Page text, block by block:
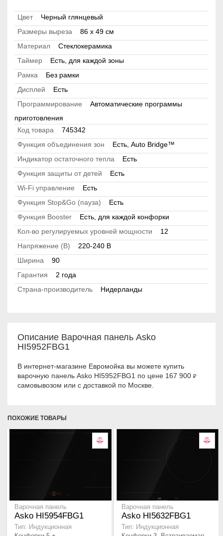
Цвет
Черный глянцевый
Размеры выреза
86 x 49 см
Материал
Стеклокерамика
Таймер
Есть, для каждой зоны
Рамка
Без рамки
Дисплей
Есть
Программирование
Автоматические программы
приготовления
Код товара
745342
Функция объединения зон
Есть, Auto Bridge™
Индикатор остаточного тепла
Есть
Функция защиты от детей
Есть
Wi-Fi управление
Есть
Функция Stop&Go (пауза)
Есть
Функция Booster
Есть, для каждой конфорки
Кол-во регулируемых уровней мощности
12
Напряжение (В)
220-240 B
Ширина
90
Гарантия
2 года
Страна-производитель
Нидерланды
Описание Варочная панель Asko
HI5952FBG1
В интернет-магазине Евромойка вы можете купить
варочную панель Asko HI5952FBG1 по цене 167 900 ₽
самовывозом или с доставкой по Москве.
ПОХОЖИЕ ТОВАРЫ
Варочная панель
Asko HI5954FBG1
Тип: Индукционная
Варочная панель
Asko HI5632FBG1
Тип: Индукционная